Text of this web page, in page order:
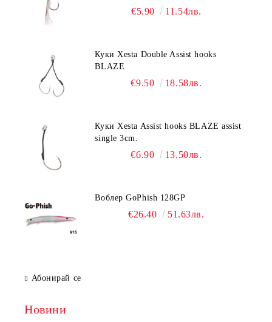
€5.90 11.54лв.
Куки Xesta Double Assist hooks
BLAZE
€9.50 18.58лв.
Куки Xesta Assist hooks BLAZE assist
single 3cm.
€6.90 13.50лв.
Воблер GoPhish 128GP
€26.40 51.63лв.
Абонирай се
Новини